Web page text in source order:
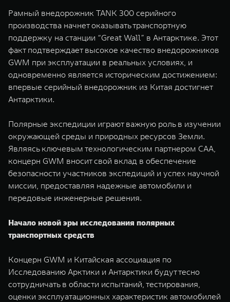
Рамный внедорожник TANK 300 серийного
производства начнет оказывать транспортную
поддержку на станции “Great Wall” в Антарктике. Этот
факт подтверждает высокое качество внедорожников
GWM при эксплуатации в реальных условиях, и
одновременно является историческим достижением:
впервые серийный внедорожник из Китая достигнет
Антарктики.
Полярные экспедиции играют важную роль в изучении
окружающей среды и природных ресурсов Земли.
Являясь ключевым технологическим партнером CAA,
концерн GWM вносит свой вклад в обеспечение
безопасности участников экспедиций и успех научной
миссии, предоставляя надежные автомобили и
передовые инженерные решения.
Начало новой эры исследования полярных
транспортных средств
Концерн GWM и Китайская ассоциация по
Исследованию Арктики и Антарктики будут тесно
сотрудничать в области испытаний, тестирования,
оценки эксплуатационных характеристик автомобилей